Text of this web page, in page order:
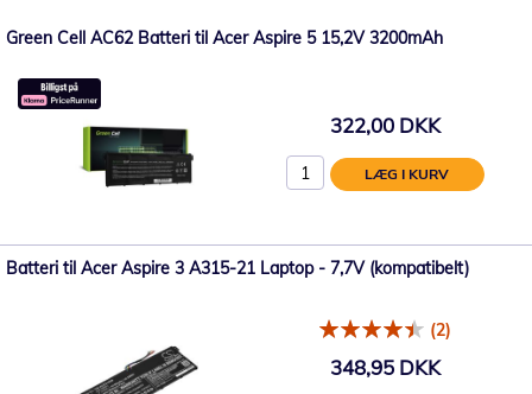
Green Cell AC62 Batteri til Acer Aspire 5 15,2V 3200mAh
322,00 DKK
LÆG I KURV
Batteri til Acer Aspire 3 A315-21 Laptop - 7,7V (kompatibelt)
(2)
348,95 DKK